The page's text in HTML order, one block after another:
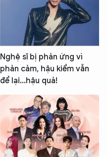
Nghệ sĩ bị phản ứng vì
phản cảm, hậu kiểm vẫn
để lại...hậu quả!